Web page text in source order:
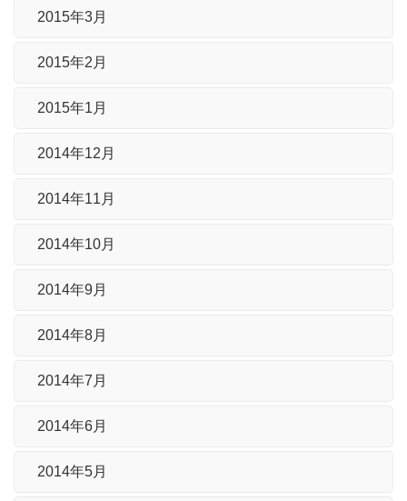
2015年3月
2015年2月
2015年1月
2014年12月
2014年11月
2014年10月
2014年9月
2014年8月
2014年7月
2014年6月
2014年5月